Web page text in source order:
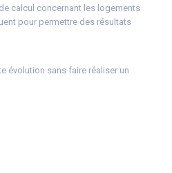
calcul concernant les logements
pour permettre des résultats
évolution sans faire réaliser un